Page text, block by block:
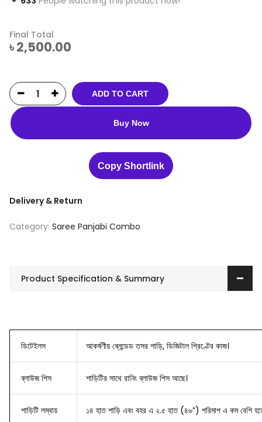
Final Total
৳2,500.00
ADD TO CART
Buy Now
Copy Shortlink
Delivery & Return
Category: Saree Panjabi Combo
Product Specification & Summary
ডিটেইলস আকর্ষণীয় ব্লেন্ডেড তসর শাড়ি, ডিজিটাল প্রিণ্টের কাজ।
ব্লাউজ পিস শাড়িটির সাথে রানিং ব্লাউজ পিস আছে।
শাড়িটি লম্বায় ১৪ হাত শাড়ি এবং বহর এ ২.৫ হাত (৪৬”) পরিমাপ এ কম বেশি